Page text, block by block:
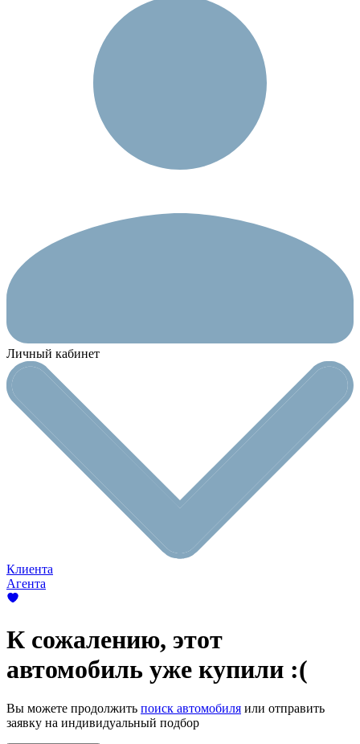
Личный кабинет
Клиента
Агента
К сожалению, этот
автомобиль уже купили :(
Вы можете продолжить поиск автомобиля или отправить
заявку на индивидуальный подбор